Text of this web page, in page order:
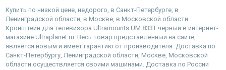
Купить по низкой цене, недорого, в Санкт-Петербурге, в
Ленинградской области, в Москве, в Московской области
Кронштейн для телевизора Ultramounts UM 833T черный в интернет-
магазине Ultraplanet.ru. Весь товар представленный на сайте,
является новым и имеет гарантию от производителя. Доставка по
Санкт-Петербургу, Ленинградской области, Москве, Московской
области осуществляется своими машинами. Доставка по России